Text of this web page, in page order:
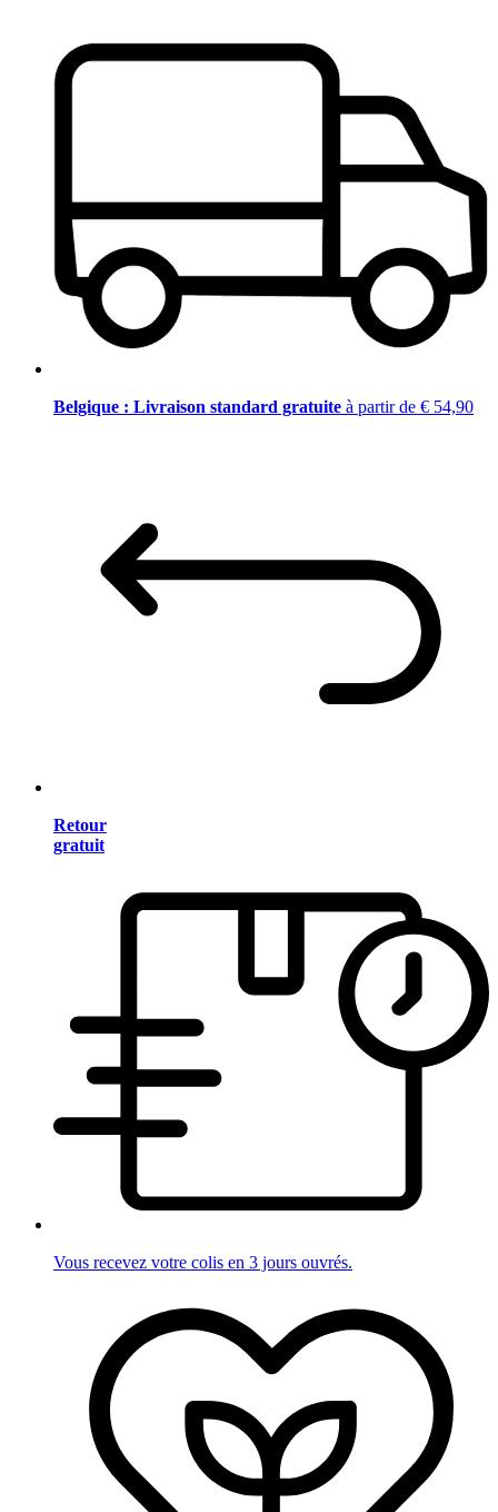
Belgique : Livraison standard gratuite à partir de € 54,90
Retour
gratuit
Vous recevez votre colis en 3 jours ouvrés.